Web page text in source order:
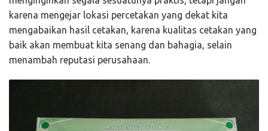
karena mengejar lokasi percetakan yang dekat kita
mengabaikan hasil cetakan, karena kualitas cetakan yang
baik akan membuat kita senang dan bahagia, selain
menambah reputasi perusahaan.